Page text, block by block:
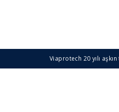
Viaprotech 20 yılı